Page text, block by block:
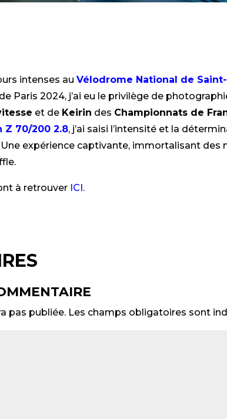
intenses au Vélodrome National de
Paris 2024, j’ai eu le privilège de
et de Keirin des Championnats de
Z 70/200 2.8, j’ai saisi l’intensité et la
expérience captivante, immortalisant
à retrouver ICI.
pas publiée. Les champs obligatoires sont